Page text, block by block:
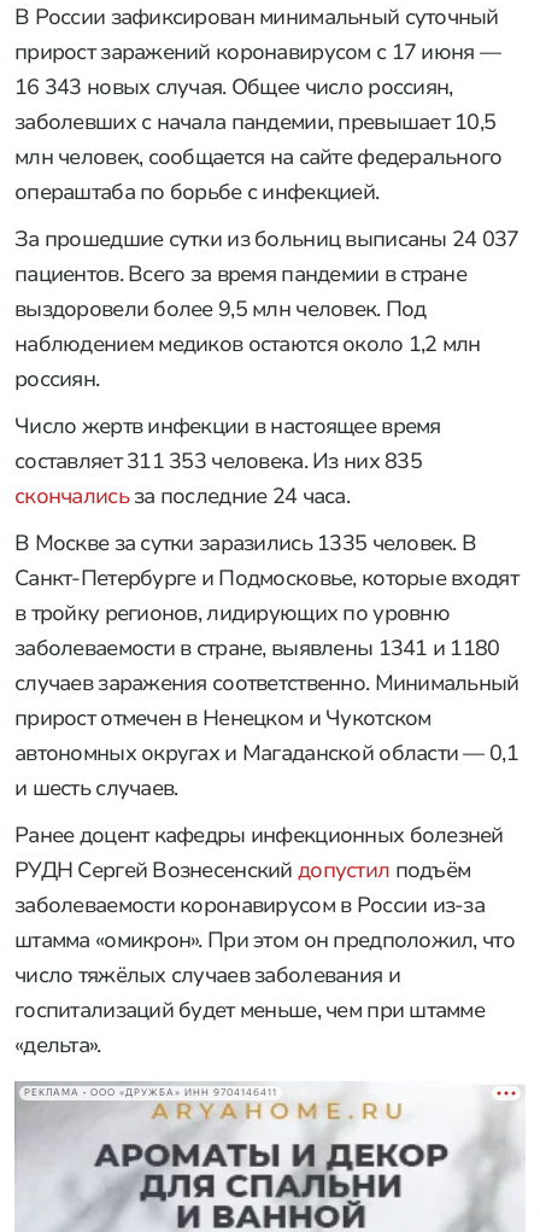
В России зафиксирован минимальный суточный
прирост заражений коронавирусом с 17 июня —
16 343 новых случая. Общее число россиян,
заболевших с начала пандемии, превышает 10,5
млн человек, сообщается на сайте федерального
операштаба по борьбе с инфекцией.
За прошедшие сутки из больниц выписаны 24 037
пациентов. Всего за время пандемии в стране
выздоровели более 9,5 млн человек. Под
наблюдением медиков остаются около 1,2 млн
россиян.
Число жертв инфекции в настоящее время
составляет 311 353 человека. Из них 835
скончалисьза последние 24 часа.
В Москве за сутки заразились 1335 человек. В
Санкт-Петербурге и Подмосковье, которые входят
в тройку регионов, лидирующих по уровню
заболеваемости в стране, выявлены 1341 и 1180
случаев заражения соответственно. Минимальный
прирост отмечен в Ненецком и Чукотском
автономных округах и Магаданской области — 0,1
и шесть случаев.
Ранее доцент кафедры инфекционных болезней
РУДН Сергей Вознесенский допустил подъём
заболеваемости коронавирусом в России из-за
штамма «омикрон». При этом он предположил, что
число тяжёлых случаев заболевания и
госпитализаций будет меньше, чем при штамме
«дельта».
РЕКЛАМА • ООО «ДРУЖБА» ИНН 9704146411